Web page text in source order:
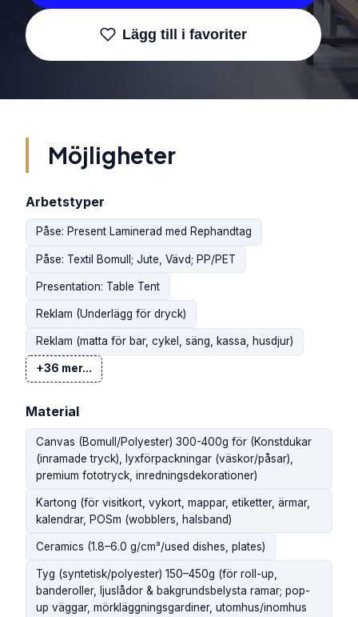
Lägg till i favoriter
Möjligheter
Arbetstyper
Påse: Present Laminerad med Rephandtag
Påse: Textil Bomull; Jute, Vävd; PP/PET
Presentation: Table Tent
Reklam (Underlägg för dryck)
Reklam (matta för bar, cykel, säng, kassa, husdjur)
+36 mer...
Material
Canvas (Bomull/Polyester) 300-400g för (Konstdukar
(inramade tryck), lyxförpackningar (väskor/påsar),
premium fototryck, inredningsdekorationer)
Kartong (för visitkort, vykort, mappar, etiketter, ärmar,
kalendrar, POSm (wobblers, halsband)
Ceramics (1.8–6.0 g/cm³/used dishes, plates)
Tyg (syntetisk/polyester) 150–450g (för roll-up,
banderoller, ljuslådor & bakgrundsbelysta ramar; pop-
up väggar, mörkläggningsgardiner, utomhus/inomhus